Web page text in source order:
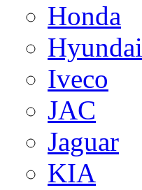
Honda
Hyundai
Iveco
JAC
Jaguar
KIA